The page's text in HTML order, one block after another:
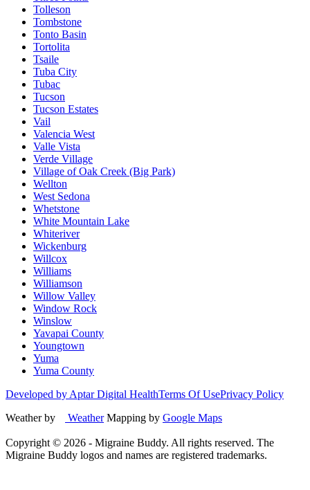
Tolleson
Tombstone
Tonto Basin
Tortolita
Tsaile
Tuba City
Tubac
Tucson
Tucson Estates
Vail
Valencia West
Valle Vista
Verde Village
Village of Oak Creek (Big Park)
Wellton
West Sedona
Whetstone
White Mountain Lake
Whiteriver
Wickenburg
Willcox
Williams
Williamson
Willow Valley
Window Rock
Winslow
Yavapai County
Youngtown
Yuma
Yuma County
Developed by Aptar Digital HealthTerms Of UsePrivacy Policy
Weather by
WeatherMapping by Google Maps
Copyright © 2026 - Migraine Buddy. All rights reserved. The
Migraine Buddy logos and names are registered trademarks.